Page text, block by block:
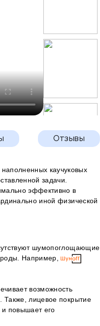
Отзывы
каучуковых
задачи.
эффективно в
иной физической
шумопоглощающие
Например,
возможность
Также, лицевое покрытие
повышает его